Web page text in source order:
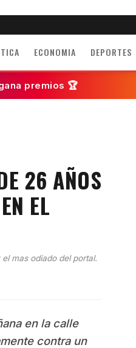
ECONOMIA DEPORTES
premios 🏆
26 AÑOS
EL
mas odiado del portal.
en la calle
contra un